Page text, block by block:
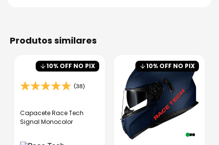
produtos similares
10% OFF NO PIX
(38)
Capacete Race Tech
Signal Monocolor
10% OFF NO PIX